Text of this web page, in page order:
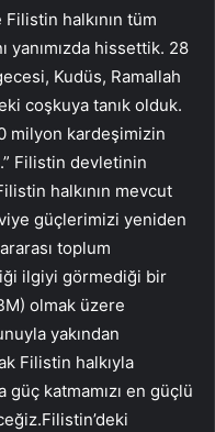
halkının tüm
yanımızda hissettik. 28
Kudüs, Ramallah
coşkuya tanık olduk.
milyon kardeşimizin
Filistin devletinin
halkının mevcut
güçlerimizi yeniden
toplum
ilgiyi görmediği bir
olmak üzere
yakından
Filistin halkıyla
güç katmamızı en güçlü